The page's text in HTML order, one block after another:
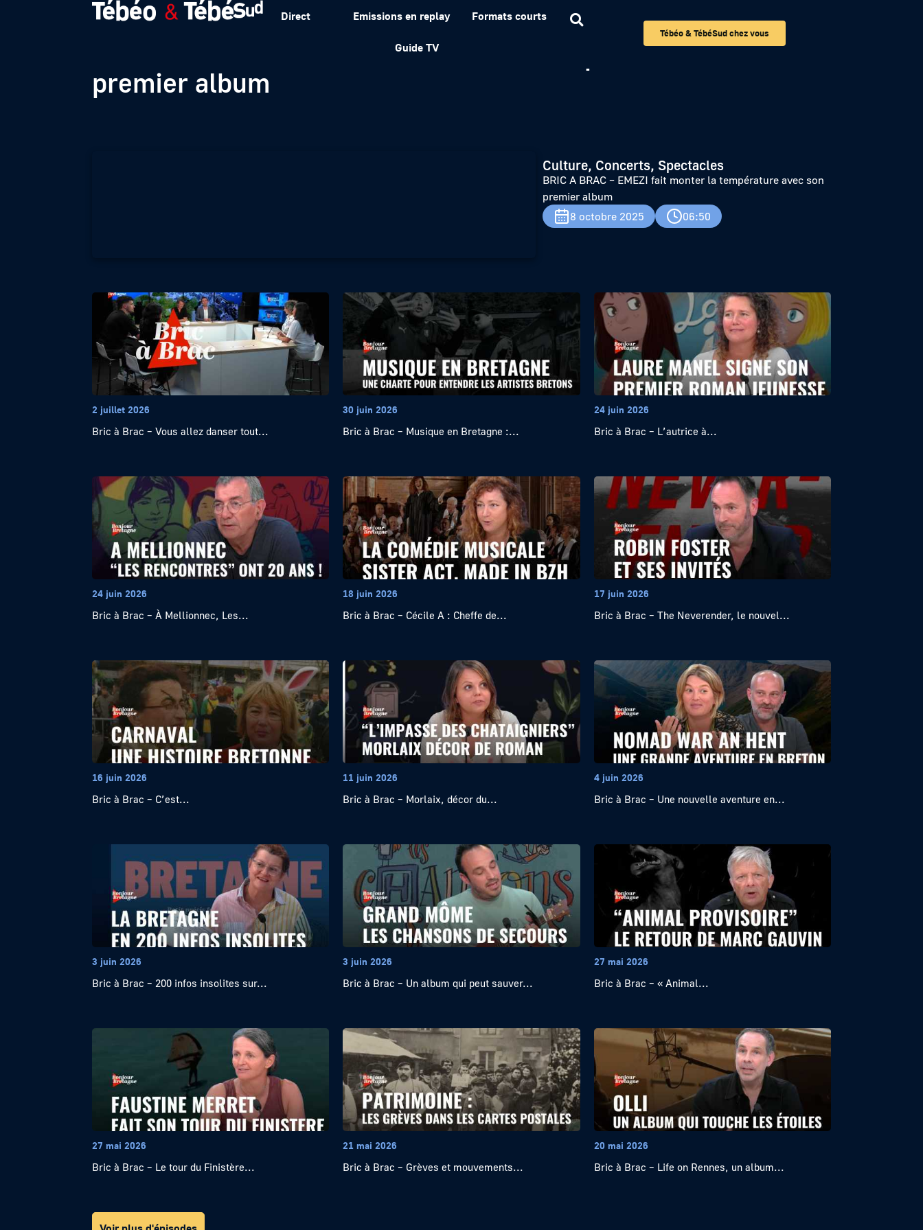
Direct Emissions en replay Formats courts
Guide TV
Tébéo & TébéSud chez vous
BRIC A BRAC – EMEZI fait monter la température avec son
premier album
Culture, Concerts, Spectacles
BRIC A BRAC – EMEZI fait monter la température avec son
premier album
8 octobre 2025
06:50
2 juillet 2026
Bric à Brac – Vous allez danser tout...
30 juin 2026
Bric à Brac – Musique en Bretagne :...
24 juin 2026
Bric à Brac – L’autrice à...
24 juin 2026
Bric à Brac – À Mellionnec, Les...
18 juin 2026
Bric à Brac – Cécile A : Cheffe de...
17 juin 2026
Bric à Brac – The Neverender, le nouvel...
16 juin 2026
Bric à Brac – C’est...
11 juin 2026
Bric à Brac – Morlaix, décor du...
4 juin 2026
Bric à Brac – Une nouvelle aventure en...
3 juin 2026
Bric à Brac – 200 infos insolites sur...
3 juin 2026
Bric à Brac – Un album qui peut sauver...
27 mai 2026
Bric à Brac – « Animal...
27 mai 2026
Bric à Brac – Le tour du Finistère...
21 mai 2026
Bric à Brac – Grèves et mouvements...
20 mai 2026
Bric à Brac – Life on Rennes, un album...